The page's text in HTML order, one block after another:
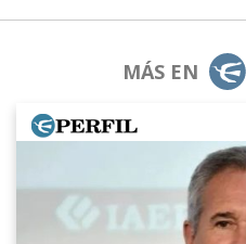
MÁS EN